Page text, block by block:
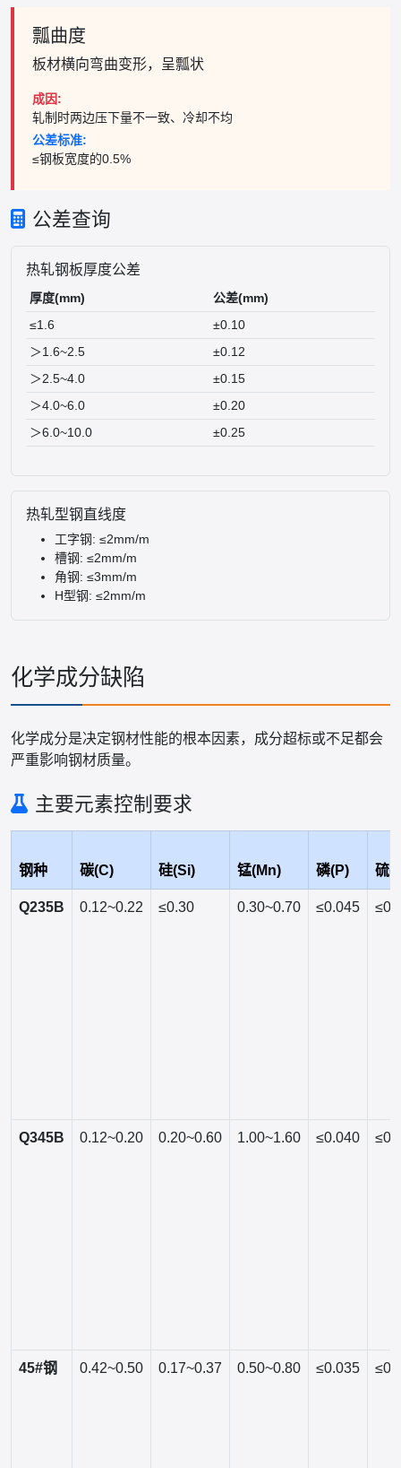
瓢曲度
板材横向弯曲变形，呈瓢状
成因:
轧制时两边压下量不一致、冷却不均
公差标准:
≤钢板宽度的0.5%
公差查询
热轧钢板厚度公差
厚度(mm)
公差(mm)
≤1.6
±0.10
＞1.6~2.5
±0.12
＞2.5~4.0
±0.15
＞4.0~6.0
±0.20
＞6.0~10.0
±0.25
热轧型钢直线度
工字钢: ≤2mm/m
槽钢: ≤2mm/m
角钢: ≤3mm/m
H型钢: ≤2mm/m
化学成分缺陷
化学成分是决定钢材性能的根本因素，成分超标或不足都会
严重影响钢材质量。
主要元素控制要求
钢种 碳(C) 硅(Si) 锰(Mn) 磷(P) 硫
Q235B 0.12~0.22 ≤0.30 0.30~0.70 ≤0.045
Q345B 0.12~0.20 0.20~0.60 1.00~1.60 ≤0.040
45#钢 0.42~0.50 0.17~0.37 0.50~0.80 ≤0.035